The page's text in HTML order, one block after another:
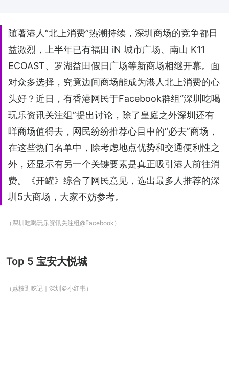
随著港人“北上消费”热潮持续，深圳商场的竞争都日
益激烈，上半年已有福田 iN 城市广场、南山 K11
ECOAST、罗湖益田假日广场等新商场相继开幕。面
对众多选择，究竟边间商场能成为港人北上消费的心
头好？近日，有香港网民于Facebook群组“深圳吃喝
玩乐资讯关注组”提出讨论，除了皇庭之外深圳还有
咩商场值得去，网民纷纷推荐心目中的“必去”商场，
在这些热门名单中，除考虑地点优势和交通便利性之
外，还显示有另一个关键要素是真正吸引港人前往消
费。《开罐》综合了网民意见，选出最多人推荐的深
圳5大商场，大家不妨参考。
（深圳吃喝玩乐资讯关注组@Facebook）
Top 5 宝安大悦城
（荔枝逛吃记｜深圳＠小红书）